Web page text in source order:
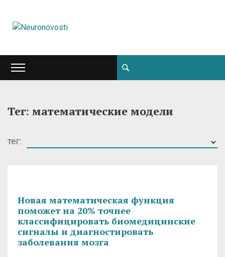
Тег: математические модели
тег:
Новая математическая функция
поможет на 20% точнее
классифицировать биомедицинские
сигналы и диагностировать
заболевания мозга